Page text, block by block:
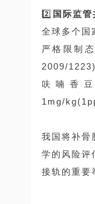
2️⃣ 国际监管
全球多个国
严格限制
2009/
呋喃香
1mg/
我国将补骨
学的风险评
接轨的重要